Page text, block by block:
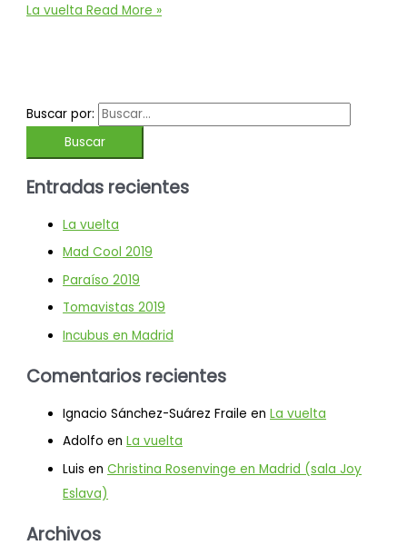
La vuelta Read More »
Buscar por:
Entradas recientes
La vuelta
Mad Cool 2019
Paraíso 2019
Tomavistas 2019
Incubus en Madrid
Comentarios recientes
Ignacio Sánchez-Suárez Fraile enLa vuelta
Adolfo enLa vuelta
Luis enChristina Rosenvinge en Madrid (sala Joy
Eslava)
Archivos